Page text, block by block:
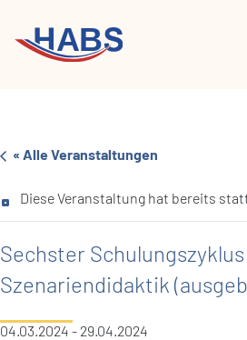
« Alle Veranstaltungen
Diese Veranstaltung hat bereits
Sechster Schulungszyklus
Szenariendidaktik
04.03.2024 - 29.04.2024